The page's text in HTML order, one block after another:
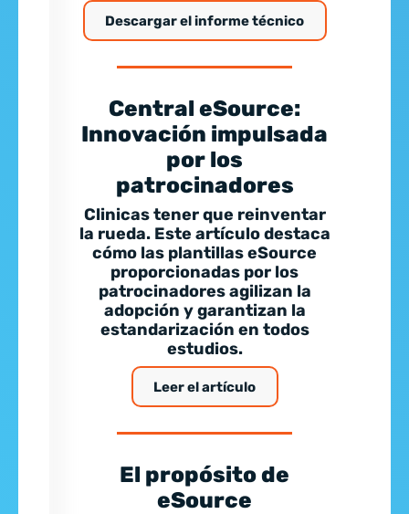
Descargar el informe técnico
Central eSource:
Innovación impulsada
por los
patrocinadores
Clinicas tener que reinventar
la rueda. Este artículo destaca
cómo las plantillas eSource
proporcionadas por los
patrocinadores agilizan la
adopción y garantizan la
estandarización en todos
estudios.
Leer el artículo
El propósito de
eSource